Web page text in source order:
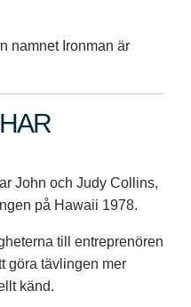
namnet Ironman är
John och Judy Collins,
på Hawaii 1978.
till entreprenören
göra tävlingen mer
känd.